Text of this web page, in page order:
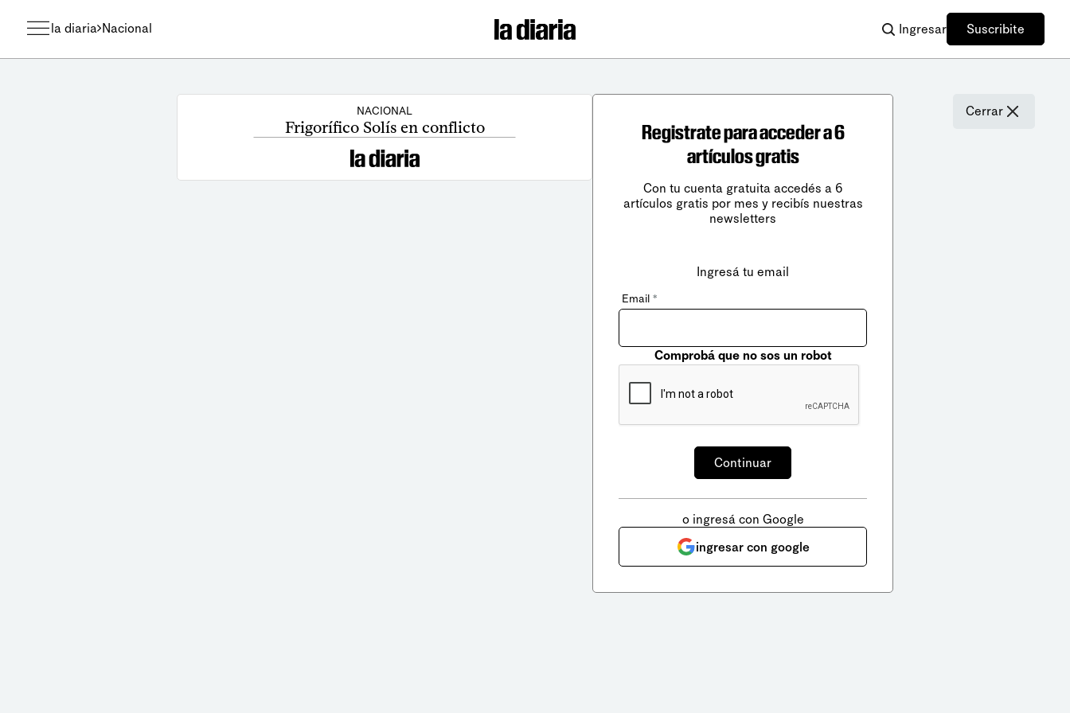
la diaria Nacional Ingresar Suscribite
NACIONAL
Frigorífico Solís en conflicto
Cerrar
Registrate para acceder a 6
artículos gratis
Con tu cuenta gratuita accedés a 6
artículos gratis por mes y recibís nuestras
newsletters
Ingresá tu email
Email *
Comprobá que no sos un robot
o ingresá con Google
ingresar con google